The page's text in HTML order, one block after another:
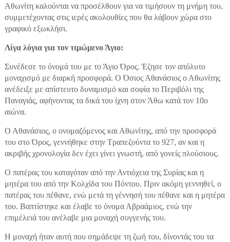
Αθωνίτη καλούνται να προσέλθουν για να τιμήσουν τη μνήμη του,
συμμετέχοντας στις ιερές ακολουθίες που θα λάβουν χώρα στο
γραφικό εξωκλήσι.
Λίγα λόγια για τον τιμώμενο Άγιο:
Συνέδεσε το όνομά του με το Άγιο Όρος. Έζησε τον απόλυτο
μοναχισμό με διαρκή προσφορά. Ο Όσιος Αθανάσιος ο Αθωνίτης
ανέδειξε με απίστευτο δυναμισμό και σοφία το Περιβόλι της
Παναγιάς, αφήνοντας τα δικά του ίχνη στον Άθω κατά τον 10ο
αιώνα.
Ο Αθανάσιος, ο ονομαζόμενος και Αθωνίτης, από την προσφορά
του στο Όρος, γεννήθηκε στην Τραπεζούντα το 927, αν και η
ακριβής χρονολογία δεν έχει γίνει γνωστή, από γονείς πλούσιους.
Ο πατέρας του καταγόταν από την Αντιόχεια της Συρίας και η
μητέρα του από την Κολχίδα του Πόντου. Πριν ακόμη γεννηθεί, ο
πατέρας του πέθανε, ενώ μετά τη γέννησή του πέθανε και η μητέρα
του. Βαπτίστηκε και έλαβε το όνομα Αβραάμιος, ενώ την
επιμέλειά του ανέλαβε μια μοναχή συγγενής του.
Η μοναχή ήταν αυτή που σημάδεψε τη ζωή του, δίνοντάς του τα